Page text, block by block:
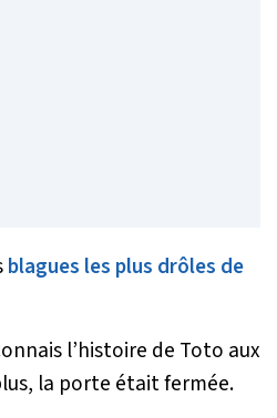
blagues les plus drôles de
l’histoire de Toto aux
la porte était fermée.